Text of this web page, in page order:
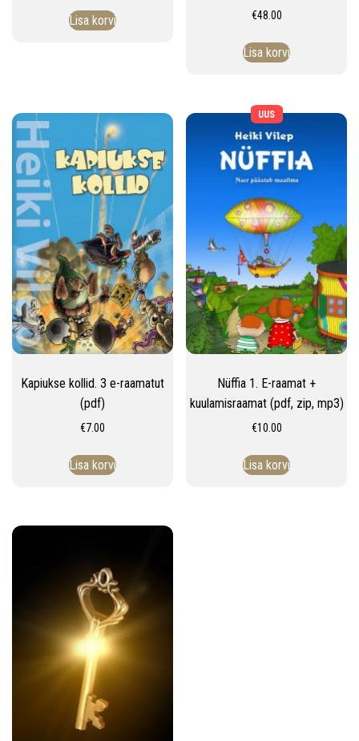
Lisa korvi €48.00
Lisa korvi
Kapiukse kollid. 3 e-raamatut
(pdf)
€7.00
Lisa korvi
UUS
Nüffia 1. E-raamat +
kuulamisraamat (pdf, zip, mp3)
€10.00
Lisa korvi